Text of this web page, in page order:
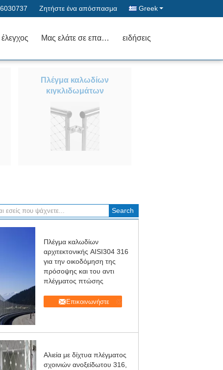
Ζητήστε ένα απόσπασμα Greek
έλεγχος Μας ελάτε σε επαφή με ειδήσεις
Πλέγμα καλωδίων
κιγκλιδωμάτων
Πλέγμα καλωδίων
αρχιτεκτονικής AISI304 316
για την οικοδόμηση της
πρόσοψης και του αντι
πλέγματος πτώσης
Επικοινωνήστε
Αλιεία με δίχτυα πλέγματος
σχοινιών ανοξείδωτου 316,